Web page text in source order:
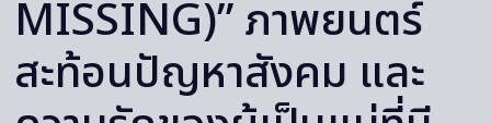
MISSING)” ภาพยนตร์
สะท้อนปัญหาสังคม และ